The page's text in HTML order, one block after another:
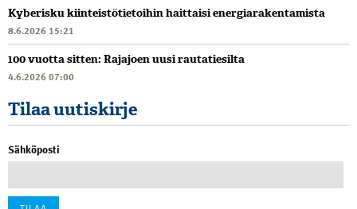
Kyberisku kiinteistötietoihin haittaisi energiarakentamista
8.6.2026 15:21
100 vuotta sitten: Rajajoen uusi rautatiesilta
4.6.2026 07:00
Tilaa uutiskirje
Sähköposti